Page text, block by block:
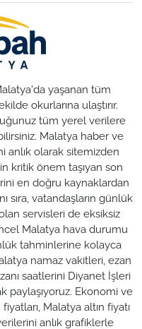
yaşanan tüm
okurlarına ulaştırır.
tüm yerel verilere
Malatya haber ve
anlık olarak sitemizden
kritik önem taşıyan son
en doğru kaynaklardan
sıra, vatandaşların günlük
servisleri de eksiksiz
Malatya hava durumu
tahminlerine kolayca
namaz vakitleri, ezan
saatlerini Diyanet İşleri
paylaşıyoruz. Ekonomi ve
Malatya altın fiyatı
anlık grafiklerle